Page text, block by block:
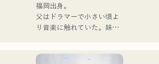
原聲、伴奏和樂隊編曲。
她們的錄音和現場演出得到
meow樂團的Taisei（鼓
福岡出身。
父はドラマーで小さい頃よ
り音楽に触れていた。妹
家族で音楽を楽しむミュー